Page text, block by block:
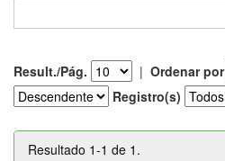
Result./Pág. | Ordenar por
Registro(s)
Resultado 1-1 de 1.